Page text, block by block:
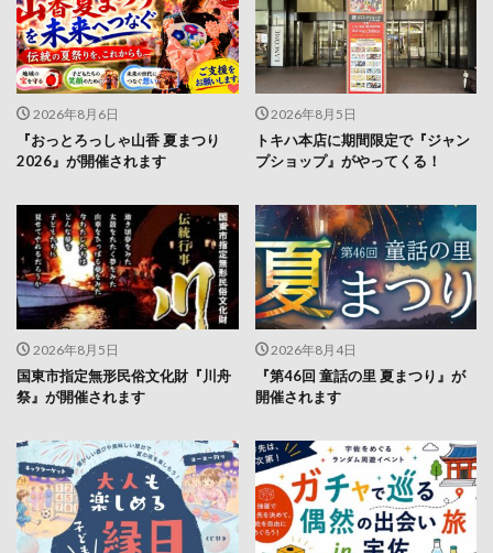
2026年8月6日
『おっとろっしゃ山香 夏まつり
2026』が開催されます
2026年8月5日
トキハ本店に期間限定で『ジャン
プショップ』がやってくる！
2026年8月5日
国東市指定無形民俗文化財『川舟
祭』が開催されます
2026年8月4日
『第46回 童話の里 夏まつり』が
開催されます